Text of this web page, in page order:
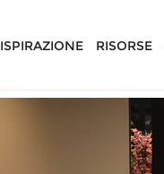
ISPIRAZIONE RISORSE